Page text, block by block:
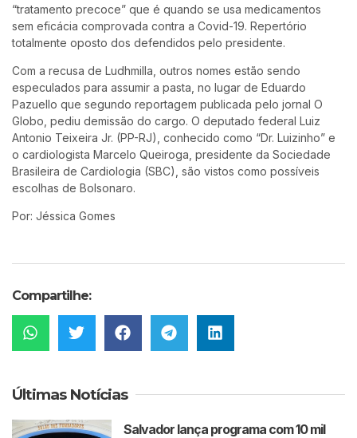
“tratamento precoce” que é quando se usa medicamentos
sem eficácia comprovada contra a Covid-19. Repertório
totalmente oposto dos defendidos pelo presidente.
Com a recusa de Ludhmilla, outros nomes estão sendo
especulados para assumir a pasta, no lugar de Eduardo
Pazuello que segundo reportagem publicada pelo jornal O
Globo, pediu demissão do cargo. O deputado federal Luiz
Antonio Teixeira Jr. (PP-RJ), conhecido como “Dr. Luizinho” e
o cardiologista Marcelo Queiroga, presidente da Sociedade
Brasileira de Cardiologia (SBC), são vistos como possíveis
escolhas de Bolsonaro.
Por: Jéssica Gomes
Compartilhe:
Últimas Notícias
Salvador lança programa com 10 mil